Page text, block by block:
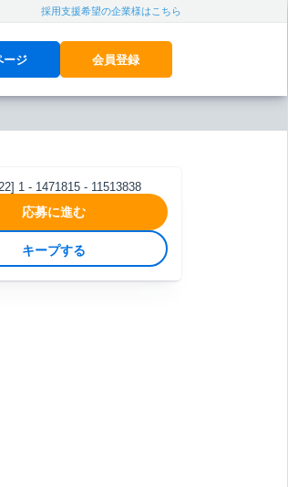
採用支援希望の企業様はこちら
ージ 会員登録
1 - 1471815 - 11513838
応募に進む
キープする